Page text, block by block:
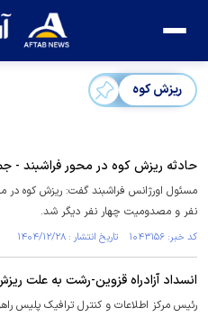
ریزش کوه
حادثه ریزش کوه در محور فراشبند - جم با ۲
مسئول اورژانس فراشبند گفت: ریزش کوه در
نفر و مصدومیت چهار نفر دیگر شد.
کد خبر: ۱۰۴۳۱۵۶ تاریخ انتشار : ۱۴۰۴/۱۲/۲۸
انسداد آزادراه قزوین-رشت به علت
رئیس مرکز اطلاعات و کنترل ترافیک پلیس